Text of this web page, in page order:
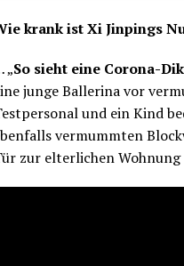
krank ist Xi Jinpings
„So sieht eine Corona-
junge Ballerina vor
und ein Kind
vermummten
zur elterlichen Wohnung